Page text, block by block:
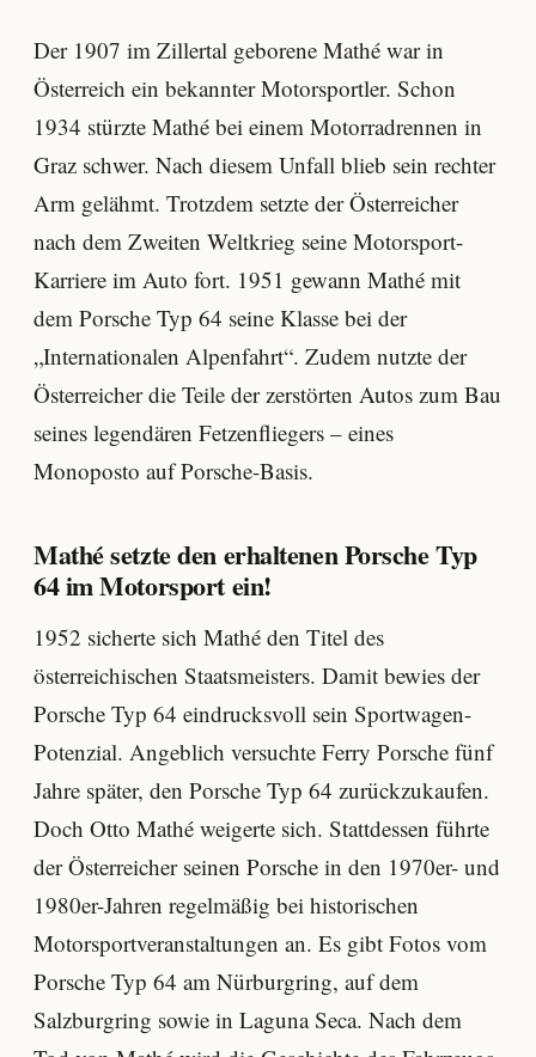
Der 1907 im Zillertal geborene Mathé war in
Österreich ein bekannter Motorsportler. Schon
1934 stürzte Mathé bei einem Motorradrennen in
Graz schwer. Nach diesem Unfall blieb sein rechter
Arm gelähmt. Trotzdem setzte der Österreicher
nach dem Zweiten Weltkrieg seine Motorsport-
Karriere im Auto fort. 1951 gewann Mathé mit
dem Porsche Typ 64 seine Klasse bei der
„Internationalen Alpenfahrt“. Zudem nutzte der
Österreicher die Teile der zerstörten Autos zum Bau
seines legendären Fetzenfliegers – eines
Monoposto auf Porsche-Basis.
Mathé setzte den erhaltenen Porsche Typ
64 im Motorsport ein!
1952 sicherte sich Mathé den Titel des
österreichischen Staatsmeisters. Damit bewies der
Porsche Typ 64 eindrucksvoll sein Sportwagen-
Potenzial. Angeblich versuchte Ferry Porsche fünf
Jahre später, den Porsche Typ 64 zurückzukaufen.
Doch Otto Mathé weigerte sich. Stattdessen führte
der Österreicher seinen Porsche in den 1970er- und
1980er-Jahren regelmäßig bei historischen
Motorsportveranstaltungen an. Es gibt Fotos vom
Porsche Typ 64 am Nürburgring, auf dem
Salzburgring sowie in Laguna Seca. Nach dem